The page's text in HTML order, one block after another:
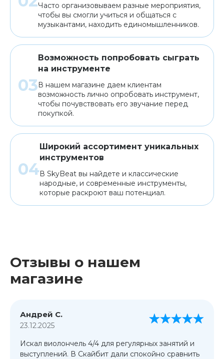
Часто организовываем разные мероприятия,
чтобы вы смогли учиться и общаться с
музыкантами, находить единомышленников.
Возможность попробовать сыграть
на инструменте
В нашем магазине даем клиентам
возможность лично опробовать инструмент,
чтобы почувствовать его звучание перед
покупкой.
Широкий ассортимент уникальных
инструментов
В SkyBeat вы найдете и классические
народные, и современные инструменты,
которые раскроют ваш потенциал.
Отзывы о нашем
магазине
Андрей С.
23.12.2025
Искал виолончель 4/4 для регулярных занятий и
выступлений. В Скайбит дали спокойно сравнить